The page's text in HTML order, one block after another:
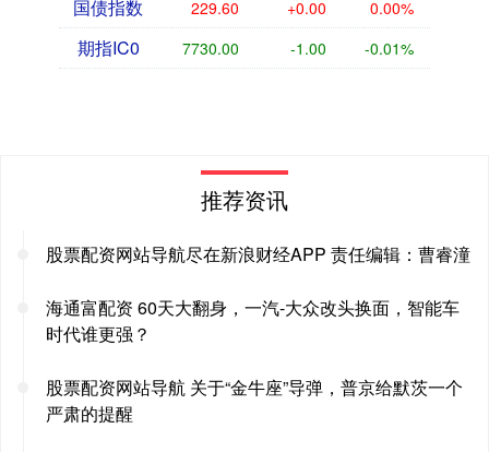
国债指数 229.60 +0.00 0.00%
期指IC0 7730.00 -1.00 -0.01%
推荐资讯
股票配资网站导航尽在新浪财经APP 责任编辑：曹睿潼
海通富配资 60天大翻身，一汽-大众改头换面，智能车
时代谁更强？
股票配资网站导航 关于“金牛座”导弹，普京给默茨一个
严肃的提醒